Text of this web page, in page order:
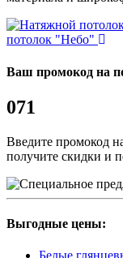
потолок "Небо"
Ваш промокод на
071
Введите промокод
получите скидки и
Выгодные цены: